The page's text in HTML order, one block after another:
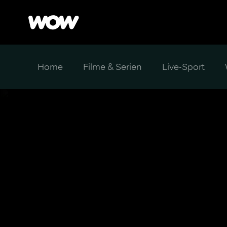
Home Filme & Serien Live-Sport